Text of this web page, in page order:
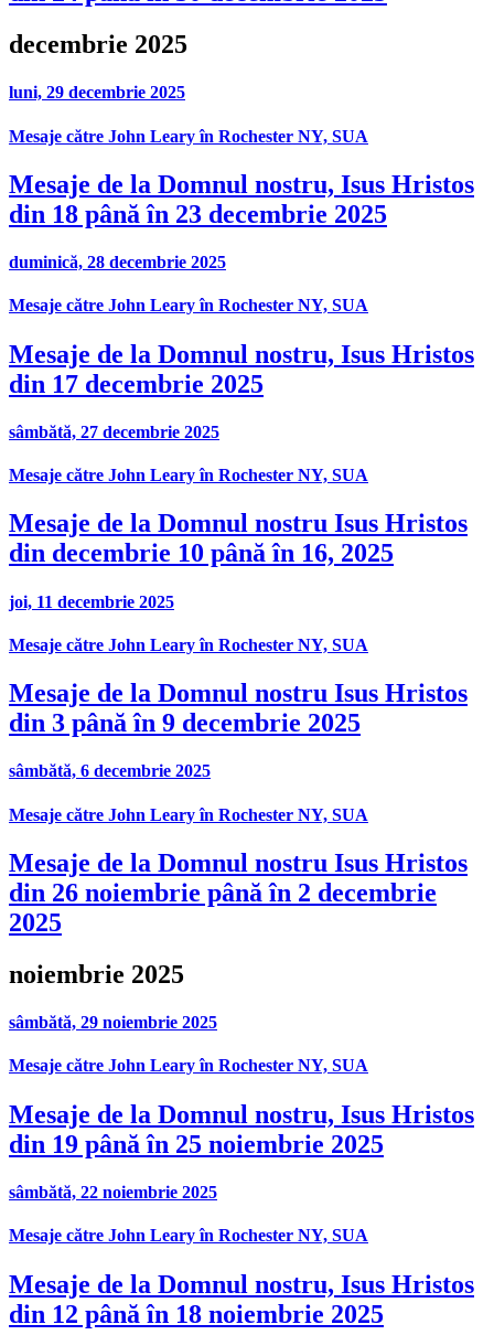
decembrie 2025
luni, 29 decembrie 2025
Mesaje către John Leary în Rochester NY, SUA
Mesaje de la Domnul nostru, Isus Hristos
din 18 până în 23 decembrie 2025
duminică, 28 decembrie 2025
Mesaje către John Leary în Rochester NY, SUA
Mesaje de la Domnul nostru, Isus Hristos
din 17 decembrie 2025
sâmbătă, 27 decembrie 2025
Mesaje către John Leary în Rochester NY, SUA
Mesaje de la Domnul nostru Isus Hristos
din decembrie 10 până în 16, 2025
joi, 11 decembrie 2025
Mesaje către John Leary în Rochester NY, SUA
Mesaje de la Domnul nostru Isus Hristos
din 3 până în 9 decembrie 2025
sâmbătă, 6 decembrie 2025
Mesaje către John Leary în Rochester NY, SUA
Mesaje de la Domnul nostru Isus Hristos
din 26 noiembrie până în 2 decembrie
2025
noiembrie 2025
sâmbătă, 29 noiembrie 2025
Mesaje către John Leary în Rochester NY, SUA
Mesaje de la Domnul nostru, Isus Hristos
din 19 până în 25 noiembrie 2025
sâmbătă, 22 noiembrie 2025
Mesaje către John Leary în Rochester NY, SUA
Mesaje de la Domnul nostru, Isus Hristos
din 12 până în 18 noiembrie 2025